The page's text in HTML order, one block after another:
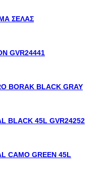
ΣΕΛΑΣ
GVR24441
BORAK BLACK GRAY
BLACK 45L GVR24252
CAMO GREEN 45L